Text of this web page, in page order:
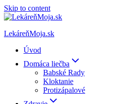
Skip to content
LekáreňMoja.sk
Úvod
Domáca liečba
Babské Rady
Kloktanie
Protizápalové